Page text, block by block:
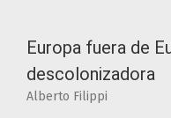
Europa fuera de
descolonizadora
Alberto Filippi